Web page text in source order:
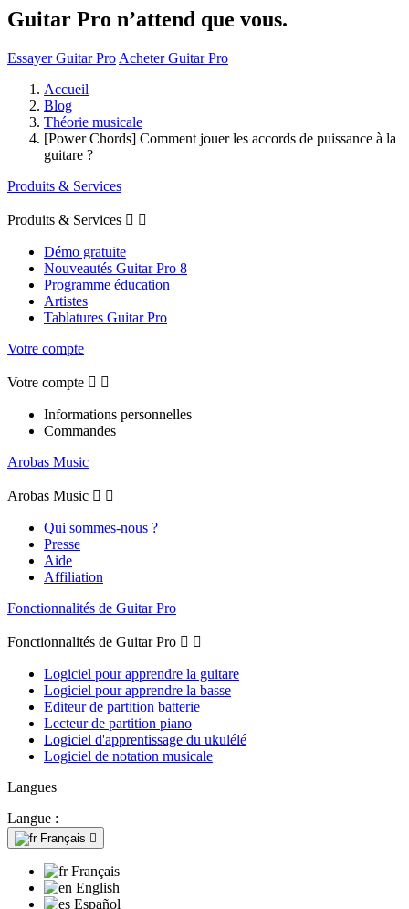
Guitar Pro n’attend que vous.
Essayer Guitar Pro Acheter Guitar Pro
Accueil
Blog
Théorie musicale
[Power Chords] Comment jouer les accords de puissance à la
guitare ?
Produits & Services
Produits & Services  
Démo gratuite
Nouveautés Guitar Pro 8
Programme éducation
Artistes
Tablatures Guitar Pro
Votre compte
Votre compte  
Informations personnelles
Commandes
Arobas Music
Arobas Music  
Qui sommes-nous ?
Presse
Aide
Affiliation
Fonctionnalités de Guitar Pro
Fonctionnalités de Guitar Pro  
Logiciel pour apprendre la guitare
Logiciel pour apprendre la basse
Editeur de partition batterie
Lecteur de partition piano
Logiciel d'apprentissage du ukulélé
Logiciel de notation musicale
Langues
Langue :
Français 
Français
English
Español